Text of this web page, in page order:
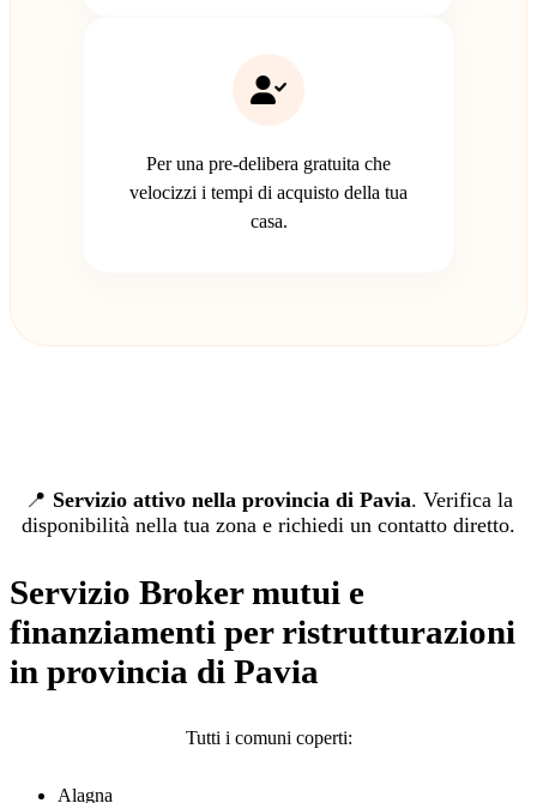
Per una pre-delibera gratuita che
velocizzi i tempi di acquisto della tua
casa.
📍 Servizio attivo nella provincia di Pavia. Verifica la
disponibilità nella tua zona e richiedi un contatto diretto.
Servizio Broker mutui e
finanziamenti per ristrutturazioni
in provincia di Pavia
Tutti i comuni coperti:
Alagna